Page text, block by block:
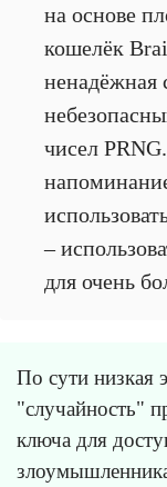
на основе
кошелёк
ненадёжная
чисел
–
для очень
По сути низкая
"случайность"
ключа для